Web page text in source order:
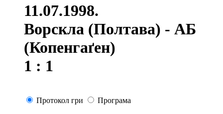
11.07.1998.
Ворскла (Полтава) - АБ
(Копенгаґен)
1 : 1
Протокол гри Програма